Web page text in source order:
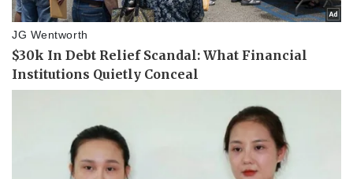
Quân sự - Quốc phòng